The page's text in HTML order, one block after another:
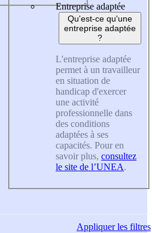
Entreprise adaptée
Qu'est-ce qu'une
entreprise adaptée
?
L'entreprise adaptée
permet à un travailleur
en situation de
handicap d'exercer
une activité
professionnelle dans
des conditions
adaptées à ses
capacités. Pour en
savoir plus, consultez
le site de l’UNEA.
Appliquerles filtres